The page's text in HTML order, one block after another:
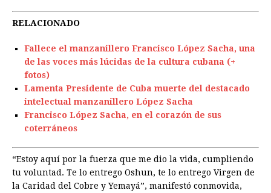
RELACIONADO
Fallece el manzanillero Francisco López Sacha, una
de las voces más lúcidas de la cultura cubana (+
fotos)
Lamenta Presidente de Cuba muerte del destacado
intelectual manzanillero López Sacha
Francisco López Sacha, en el corazón de sus
coterráneos
“Estoy aquí por la fuerza que me dio la vida, cumpliendo
tu voluntad. Te lo entrego Oshun, te lo entrego Virgen de
la Caridad del Cobre y Yemayá”, manifestó conmovida,